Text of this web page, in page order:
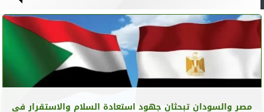
مصر والسودان تبحثان جهود استعادة السلام والاستقرار في